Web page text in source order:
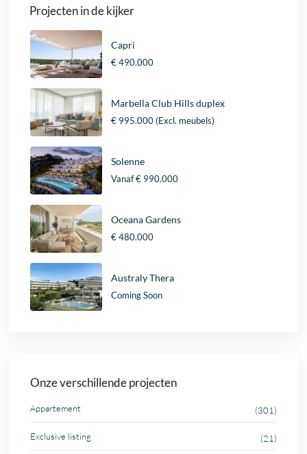
Projecten in de kijker
Capri
€ 490.000
Marbella Club Hills duplex
€ 995.000(Excl. meubels)
Solenne
Vanaf€ 990.000
Oceana Gardens
€ 480.000
Australy Thera
Coming Soon
Onze verschillende projecten
Appartement (301)
Exclusive listing (21)